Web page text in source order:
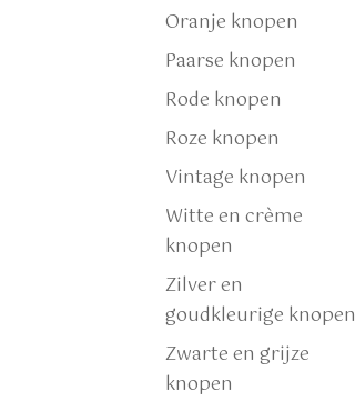
Oranje knopen
Paarse knopen
Rode knopen
Roze knopen
Vintage knopen
Witte en crème
knopen
Zilver en
goudkleurige knopen
Zwarte en grijze
knopen